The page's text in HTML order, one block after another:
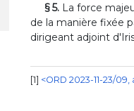
§ 5. La force
de la manière fixée
dirigeant adjoint
1 <ORD 2023-11-23/